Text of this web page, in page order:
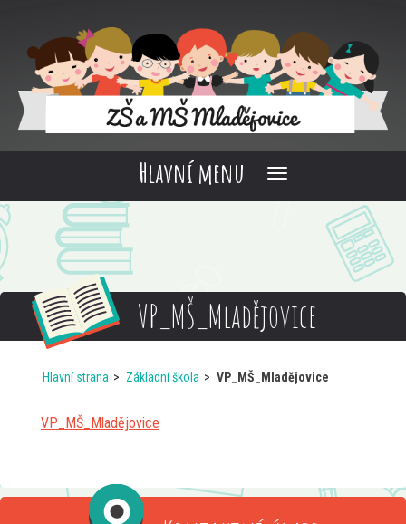
Hlavní menu
VP_MŠ_Mladějovice
Hlavní strana Základní škola VP_MŠ_Mladějovice
VP_MŠ_Mladějovice